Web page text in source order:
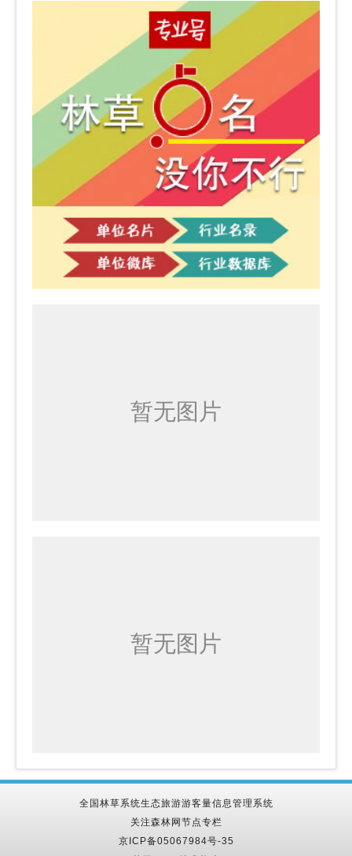
全国林草系统生态旅游游客量信息管理系统
关注森林网节点专栏
京ICP备05067984号-35